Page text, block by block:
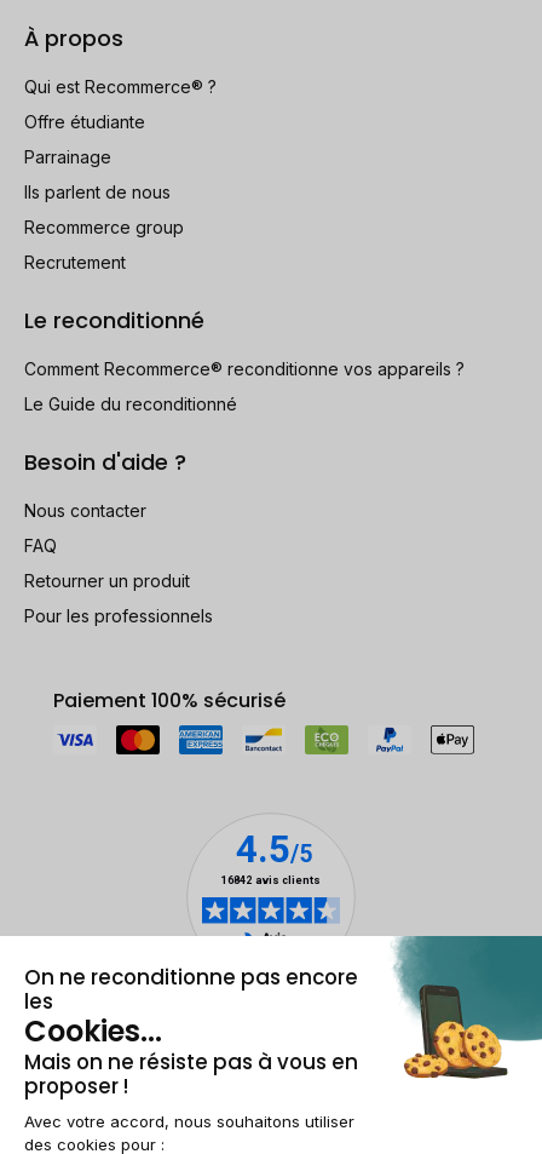
À propos
Qui est Recommerce® ?
Offre étudiante
Parrainage
Ils parlent de nous
Recommerce group
Recrutement
Le reconditionné
Comment Recommerce® reconditionne vos appareils ?
Le Guide du reconditionné
Besoin d'aide ?
Nous contacter
FAQ
Retourner un produit
Pour les professionnels
Paiement 100% sécurisé